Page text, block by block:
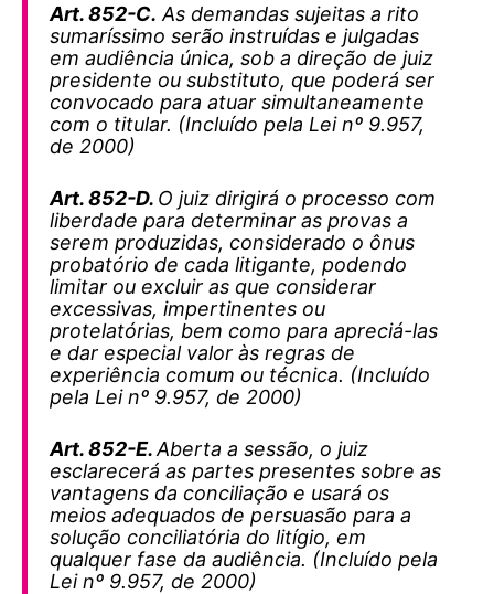
Art. 852-C. As demandas sujeitas a rito
sumaríssimo serão instruídas e julgadas
em audiência única, sob a direção de juiz
presidente ou substituto, que poderá ser
convocado para atuar simultaneamente
com o titular. (Incluído pela Lei nº 9.957,
de 2000)
Art. 852-D. O juiz dirigirá o processo com
liberdade para determinar as provas a
serem produzidas, considerado o ônus
probatório de cada litigante, podendo
limitar ou excluir as que considerar
excessivas, impertinentes ou
protelatórias, bem como para apreciá-las
e dar especial valor às regras de
experiência comum ou técnica. (Incluído
pela Lei nº 9.957, de 2000)
Art. 852-E.Aberta a sessão, o juiz
esclarecerá as partes presentes sobre as
vantagens da conciliação e usará os
meios adequados de persuasão para a
solução conciliatória do litígio, em
qualquer fase da audiência. (Incluído pela
Lei nº 9.957, de 2000)